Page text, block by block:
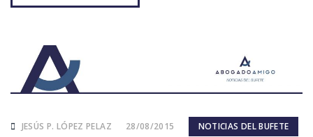
JESÚS P. LÓPEZ PELAZ 28/08/2015 NOTICIAS DEL BUFETE